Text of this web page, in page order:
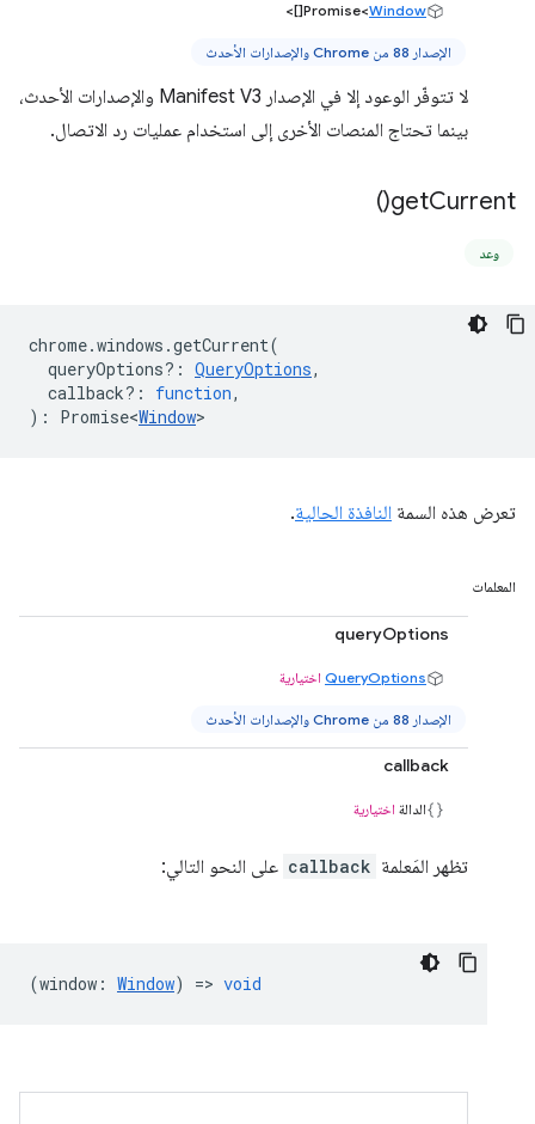
Promise<Window
[]>
الإصدار 88 من Chrome والإصدارات الأحدث
لا تتوفّر الوعود إلا في الإصدار Manifest V3 والإصدارات الأحدث،
بينما تحتاج المنصات الأخرى إلى استخدام عمليات رد الاتصال.
getCurrent(
)
وعد
chrome.windows .getCurrent(
queryOptions? : QueryOptions,
callback? : function,
) : Promise<Window>
تعرض هذه السمة النافذة الحالية.
المعلمات
queryOptions
QueryOptions اختيارية
الإصدار 88 من Chrome والإصدارات الأحدث
callback
الدالة اختيارية
تظهر المَعلمة callback على النحو التالي:
(window : Window) => void